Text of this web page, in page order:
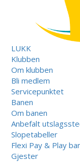
LUKK
Klubben
Om klubben
Bli medlem
Servicepunktet
Banen
Om banen
Anbefalt
Slopetabeller
Flexi Pay & Play
Gjester